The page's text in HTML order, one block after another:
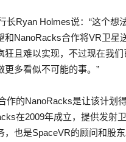
长Ryan Holmes说：“这个想
和NanoRacks合作将VR卫星
狂且难以实现，不过现在我
更多看似不可能的事。”
作的NanoRacks是让该计划
在2009年成立，提供发射
，也是SpaceVR的顾问和股